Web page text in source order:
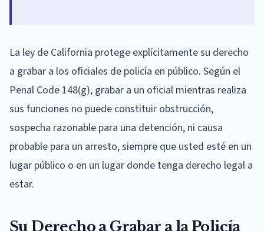
La ley de California protege explícitamente su derecho
a grabar a los oficiales de policía en público. Según el
Penal Code 148(g), grabar a un oficial mientras realiza
sus funciones no puede constituir obstrucción,
sospecha razonable para una detención, ni causa
probable para un arresto, siempre que usted esté en un
lugar público o en un lugar donde tenga derecho legal a
estar.
Su Derecho a Grabar a la Policía